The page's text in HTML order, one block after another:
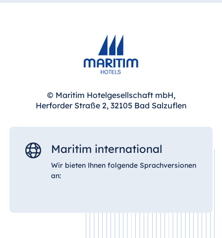
© Maritim Hotelgesellschaft mbH,
Herforder Straße 2, 32105 Bad Salzuflen
Maritim international
Wir bieten Ihnen folgende Sprachversionen
an: